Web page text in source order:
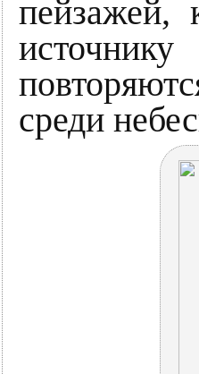
пейзажей,
среди